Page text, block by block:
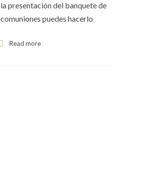
la presentación del banquete de
comuniones puedes hacerlo
Read more